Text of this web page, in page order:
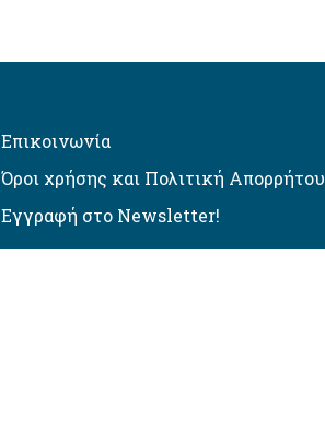
Επικοινωνία
Όροι χρήσης και Πολιτική Απορρήτου
Εγγραφή στο Newsletter!